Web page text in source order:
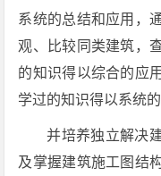
系统的总结和应用，
观、比较同类建筑，
的知识得以综合的应
学过的知识得以系统的
并培养独立解决
及掌握建筑施工图结